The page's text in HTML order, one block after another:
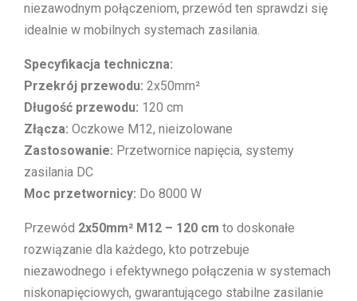
niezawodnym połączeniom, przewód ten sprawdzi się
idealnie w mobilnych systemach zasilania.
Specyfikacja techniczna:
Przekrój przewodu: 2x50mm²
Długość przewodu: 120 cm
Złącza: Oczkowe M12, nieizolowane
Zastosowanie: Przetwornice napięcia, systemy
zasilania DC
Moc przetwornicy: Do 8000 W
Przewód 2x50mm² M12 – 120 cm to doskonałe
rozwiązanie dla każdego, kto potrzebuje
niezawodnego i efektywnego połączenia w systemach
niskonapięciowych, gwarantującego stabilne zasilanie